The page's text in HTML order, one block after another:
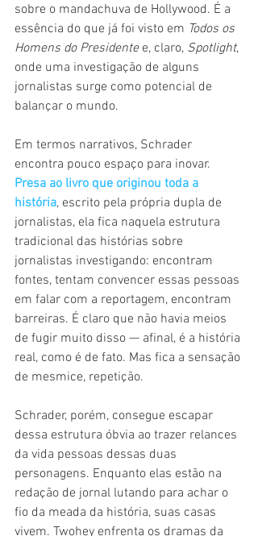
sobre o mandachuva de Hollywood. É a
essência do que já foi visto em Todos os
Homens do Presidente e, claro, Spotlight,
onde uma investigação de alguns
jornalistas surge como potencial de
balançar o mundo.
Em termos narrativos, Schrader
encontra pouco espaço para inovar.
Presa ao livro que originou toda a
história, escrito pela própria dupla de
jornalistas, ela fica naquela estrutura
tradicional das histórias sobre
jornalistas investigando: encontram
fontes, tentam convencer essas pessoas
em falar com a reportagem, encontram
barreiras. É claro que não havia meios
de fugir muito disso — afinal, é a história
real, como é de fato. Mas fica a sensação
de mesmice, repetição.
Schrader, porém, consegue escapar
dessa estrutura óbvia ao trazer relances
da vida pessoas dessas duas
personagens. Enquanto elas estão na
redação de jornal lutando para achar o
fio da meada da história, suas casas
vivem. Twohey enfrenta os dramas da